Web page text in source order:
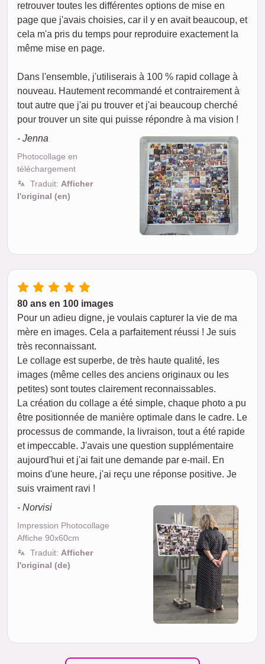
retrouver toutes les différentes options de mise en
page que j'avais choisies, car il y en avait beaucoup, et
cela m'a pris du temps pour reproduire exactement la
même mise en page.
Dans l'ensemble, j'utiliserais à 100 % rapid collage à
nouveau. Hautement recommandé et contrairement à
tout autre que j'ai pu trouver et j'ai beaucoup cherché
pour trouver un site qui puisse répondre à ma vision !
- Jenna
Photocollage en
téléchargement
Traduit: Afficher
l'original (en)
80 ans en 100 images
Pour un adieu digne, je voulais capturer la vie de ma
mère en images. Cela a parfaitement réussi ! Je suis
très reconnaissant.
Le collage est superbe, de très haute qualité, les
images (même celles des anciens originaux ou les
petites) sont toutes clairement reconnaissables.
La création du collage a été simple, chaque photo a pu
être positionnée de manière optimale dans le cadre. Le
processus de commande, la livraison, tout a été rapide
et impeccable. J'avais une question supplémentaire
aujourd'hui et j'ai fait une demande par e-mail. En
moins d'une heure, j'ai reçu une réponse positive. Je
suis vraiment ravi !
- Norvisi
Impression Photocollage
Affiche 90x60cm
Traduit: Afficher
l'original (de)